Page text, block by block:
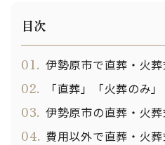
目次
01. 伊勢原市で直葬・火
02. 「直葬」「火葬のみ
03. 伊勢原市の直葬・火
04. 費用以外で直葬・火